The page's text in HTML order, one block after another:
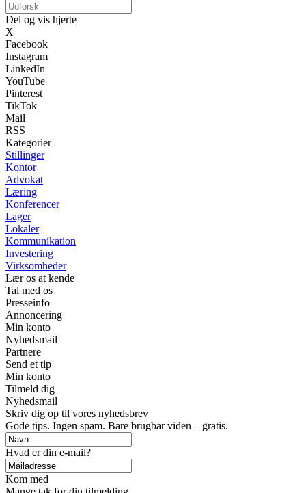
Del og vis hjerte
X
Facebook
Instagram
LinkedIn
YouTube
Pinterest
TikTok
Mail
RSS
Kategorier
Stillinger
Kontor
Advokat
Læring
Konferencer
Lager
Lokaler
Kommunikation
Investering
Virksomheder
Lær os at kende
Tal med os
Presseinfo
Annoncering
Min konto
Nyhedsmail
Partnere
Send et tip
Min konto
Tilmeld dig
Nyhedsmail
Skriv dig op til vores nyhedsbrev
Gode tips. Ingen spam. Bare brugbar viden – gratis.
Hvad er din e-mail?
Kom med